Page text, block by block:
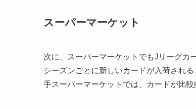
スーパーマーケット
次に、スーパーマーケットでもJリーグカ
シーズンごとに新しいカードが入荷され
手スーパーマーケットでは、カードが比